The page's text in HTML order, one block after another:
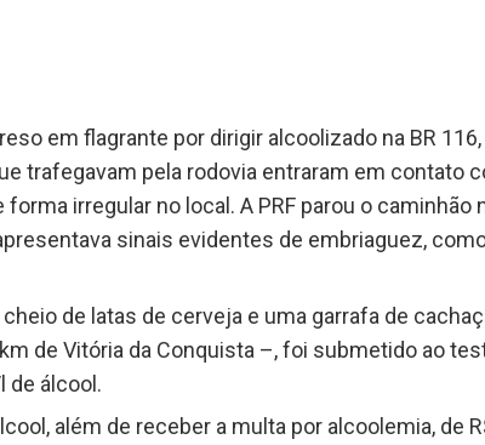
em flagrante por dirigir alcoolizado na BR
trafegavam pela rodovia entraram em contato
irregular no local. A PRF parou o caminhão
sinais evidentes de embriaguez,
de latas de cerveja e uma garrafa de
de Vitória da Conquista –, foi submetido ao
de álcool.
além de receber a multa por alcoolemia, de